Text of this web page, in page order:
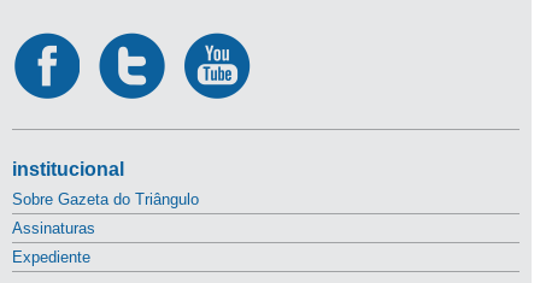
institucional
Sobre Gazeta do Triângulo
Assinaturas
Expediente